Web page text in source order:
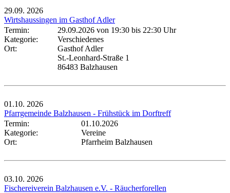
29.09. 2026
Wirtshaussingen im Gasthof Adler
Termin:
29.09.2026 von 19:30 bis 22:30 Uhr
Kategorie:
Verschiedenes
Ort:
Gasthof Adler
St.-Leonhard-Straße 1
86483 Balzhausen
01.10. 2026
Pfarrgemeinde Balzhausen - Frühstück im Dorftreff
Termin:
01.10.2026
Kategorie:
Vereine
Ort:
Pfarrheim Balzhausen
03.10. 2026
Fischereiverein Balzhausen e.V. - Räucherforellen